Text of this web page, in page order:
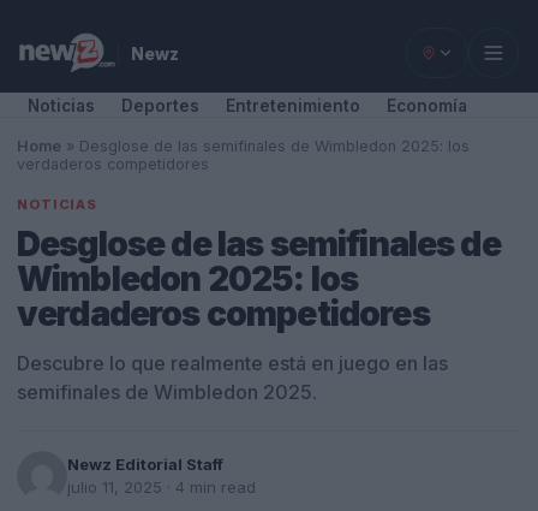
Newz
Noticias Deportes Entretenimiento Economía
Home » Desglose de las semifinales de Wimbledon 2025: los
verdaderos competidores
NOTICIAS
Desglose de las semifinales de
Wimbledon 2025: los
verdaderos competidores
Descubre lo que realmente está en juego en las
semifinales de Wimbledon 2025.
Newz Editorial Staff
julio 11, 2025 · 4 min read